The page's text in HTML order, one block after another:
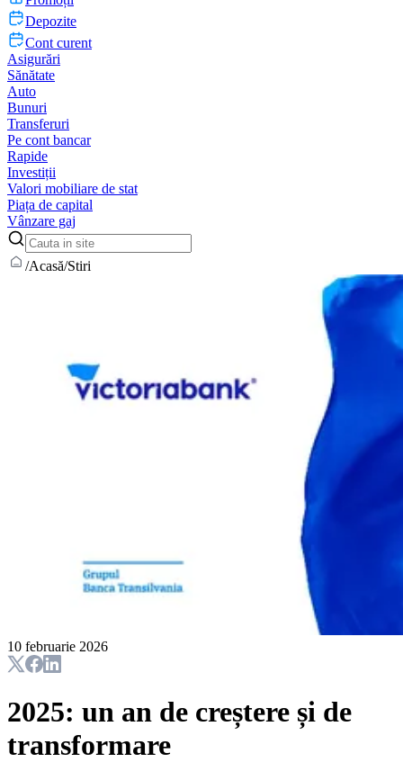
Depozite
Cont curent
Asigurări
Sănătate
Auto
Bunuri
Transferuri
Pe cont bancar
Rapide
Investiții
Valori mobiliare de stat
Piața de capital
Vânzare gaj
/Acasă/Stiri
10 februarie 2026
2025: un an de creștere și de
transformare